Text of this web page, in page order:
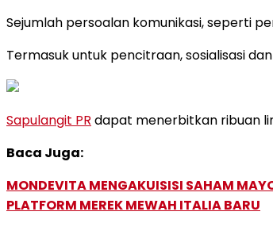
Sejumlah persoalan komunikasi, seperti
Termasuk untuk pencitraan, sosialisasi
Sapulangit PR dapat menerbitkan ribuan
Baca Juga:
MONDEVITA MENGAKUISISI SAHAM
PLATFORM MEREK MEWAH ITALIA BARU